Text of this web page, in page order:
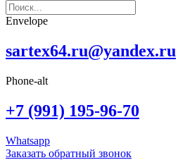
Envelope
sartex64.ru@yandex.ru
Phone-alt
+7 (991) 195-96-70
Whatsapp
Заказать обратный звонок